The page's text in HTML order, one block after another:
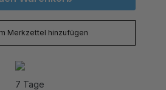
Merkzettel hinzufügen
7 Tage
Rückgabere